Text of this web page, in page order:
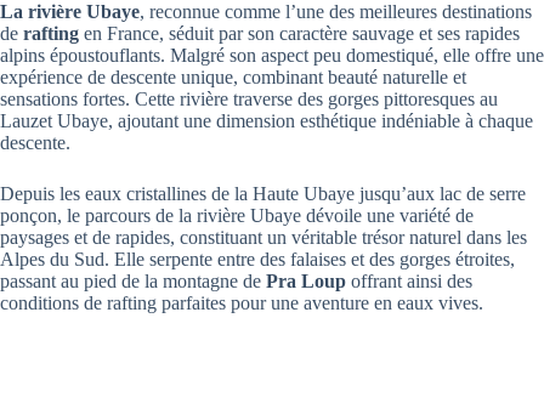
La rivière Ubaye, reconnue comme l’une des meilleures destinations
de rafting en France, séduit par son caractère sauvage et ses rapides
alpins époustouflants. Malgré son aspect peu domestiqué, elle offre une
expérience de descente unique, combinant beauté naturelle et
sensations fortes. Cette rivière traverse des gorges pittoresques au
Lauzet Ubaye, ajoutant une dimension esthétique indéniable à chaque
descente.
Depuis les eaux cristallines de la Haute Ubaye jusqu’aux lac de serre
ponçon, le parcours de la rivière Ubaye dévoile une variété de
paysages et de rapides, constituant un véritable trésor naturel dans les
Alpes du Sud. Elle serpente entre des falaises et des gorges étroites,
passant au pied de la montagne de Pra Loup offrant ainsi des
conditions de rafting parfaites pour une aventure en eaux vives.